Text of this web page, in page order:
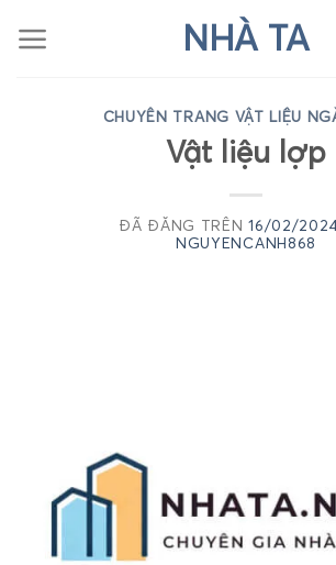
đến
NHÀ TA
CHUYÊN TRANG VẬT LIỆU
Vật liệu lợp
ĐÃ ĐĂNG TRÊN16/02/2024
NGUYENCANH868